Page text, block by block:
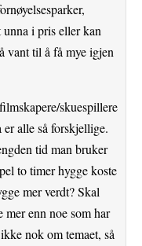
i pris eller kan
vant til å få mye igjen
skuespillere
alle så forskjellige.
tid man bruker
to timer hygge koste
mer verdt? Skal
mer enn noe som har
nok om temaet, så